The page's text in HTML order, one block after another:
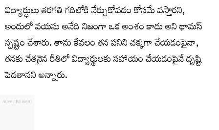
విద్యార్ధులు తరగతి గదిలోకి నేర్చుకోవడం కోసమే వస్తారని,
అందులో వయసు అనేది నిజంగా ఒక అంశం కాదు అని థామస్
స్పష్టం చేశారు. తాను కేవలం తన పనిని చక్కగా చేయడంపైనా,
తనకు చేతనైన రీతిలో విద్యార్థులకు సహాయం చేయడంపైనే దృష్టి
పెడతానని అన్నారు.